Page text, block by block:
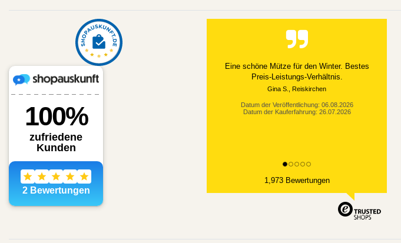
Alles gut geklappt
Datum der Kauferfahrung: 21.07.2026
1,973 Bewertungen